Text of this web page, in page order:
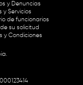
y Denuncias
y Servicios
de funcionarios
su solicitud
y Condiciones